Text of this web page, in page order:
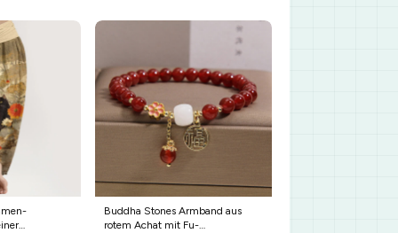
Buddha Stones Armband aus
rotem Achat mit Fu-